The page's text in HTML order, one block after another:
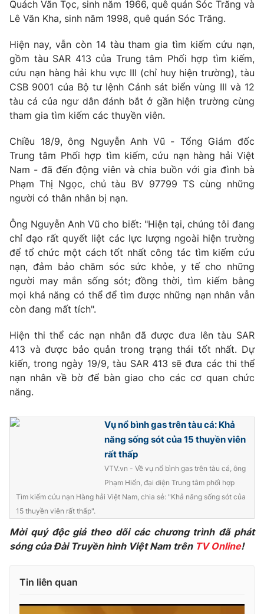
Thị trường
Lịch phát sóng
Chuyên mục khác
Emagazine Podcast
Photo Infographic
Video Shorts video
VTV Money VTV Thể thao
VTV Sức khoẻ
Thị trường 24h Tấm lòng Việt
VTV4 Vươn mình bằng AI
VTV9
Liên hệ tòa soạn English
Cơ quan chủ quản:Đài Truyền hình Việt Nam
Cơ quan báo chí:Thời báo VTV
Giấy phép hoạt động báo in và báo điện tử số 483/GP-BTTTT
cấp ngày 29/12/2023
Nguyễn Trọng Ninh
Tổng đài VTV:024.38 355 931 - 024.38 355 932
Quách Văn Tọc, sinh năm 1966, quê quán Sóc Trăng và
Lê Văn Kha, sinh năm 1998, quê quán Sóc Trăng.
Hiện nay, vẫn còn 14 tàu tham gia tìm kiếm cứu nạn,
gồm tàu SAR 413 của Trung tâm Phối hợp tìm kiếm,
cứu nạn hàng hải khu vực III (chỉ huy hiện trường), tàu
CSB 9001 của Bộ tư lệnh Cảnh sát biển vùng III và 12
tàu cá của ngư dân đánh bắt ở gần hiện trường cùng
tham gia tìm kiếm các thuyền viên.
Chiều 18/9, ông Nguyễn Anh Vũ - Tổng Giám đốc
Trung tâm Phối hợp tìm kiếm, cứu nạn hàng hải Việt
Nam - đã đến động viên và chia buồn với gia đình bà
Phạm Thị Ngọc, chủ tàu BV 97799 TS cùng những
người có thân nhân bị nạn.
Ông Nguyễn Anh Vũ cho biết: "Hiện tại, chúng tôi đang
chỉ đạo rất quyết liệt các lực lượng ngoài hiện trường
để tổ chức một cách tốt nhất công tác tìm kiếm cứu
nạn, đảm bảo chăm sóc sức khỏe, y tế cho những
người may mắn sống sót; đồng thời, tìm kiếm bằng
mọi khả năng có thể để tìm được những nạn nhân vẫn
còn đang mất tích".
Hiện thi thể các nạn nhân đã được đưa lên tàu SAR
413 và được bảo quản trong trạng thái tốt nhất. Dự
kiến, trong ngày 19/9, tàu SAR 413 sẽ đưa các thi thể
nạn nhân về bờ để bàn giao cho các cơ quan chức
năng.
Vụ nổ bình gas trên tàu cá: Khả
năng sống sót của 15 thuyền viên
rất thấp
VTV.vn - Về vụ nổ bình gas trên tàu cá, ông
Phạm Hiển, đại diện Trung tâm phối hợp
Tìm kiếm cứu nạn Hàng hải Việt Nam, chia sẻ: "Khả năng sống sót của
15 thuyền viên rất thấp".
Mời quý độc giả theo dõi các chương trình đã phát
sóng của Đài Truyền hình Việt Nam trên TV Online!
Tin liên quan